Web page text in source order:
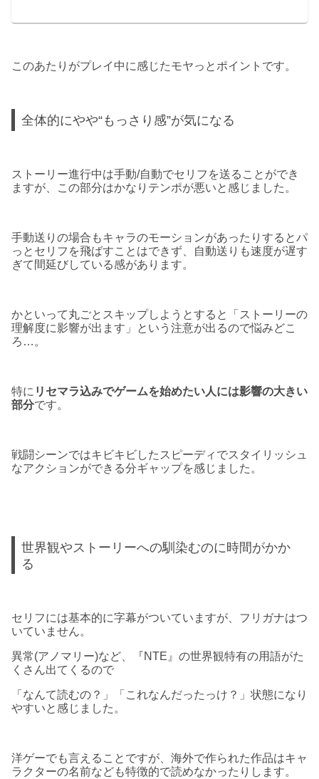
このあたりがプレイ中に感じたモヤっとポイントです。
全体的にやや“もっさり感”が気になる
ストーリー進行中は手動/自動でセリフを送ることができ
ますが、この部分はかなりテンポが悪いと感じました。
手動送りの場合もキャラのモーションがあったりするとパ
っとセリフを飛ばすことはできず、自動送りも速度が遅す
ぎて間延びしている感があります。
かといって丸ごとスキップしようとすると「ストーリーの
理解度に影響が出ます」という注意が出るので悩みどこ
ろ…。
特に リセマラ込みでゲームを始めたい人には影響の大きい
部分です。
戦闘シーンではキビキビしたスピーディでスタイリッシュ
なアクションができる分ギャップを感じました。
世界観やストーリーへの馴染むのに時間がかか
る
セリフには基本的に字幕がついていますが、フリガナはつ
いていません。
異常(アノマリー)など、『NTE』の世界観特有の用語がた
くさん出てくるので
「なんて読むの？」「これなんだったっけ？」状態になり
やすいと感じました。
洋ゲーでも言えることですが、海外で作られた作品はキャ
ラクターの名前なども特徴的で読めなかったりします。